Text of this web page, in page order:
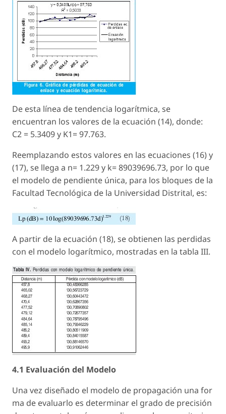
De esta línea de tendencia logarítmica, se
encuentran los valores de la ecuación (14), donde:
C2 = 5.3409 y K1= 97.763.
Reemplazando estos valores en las ecuaciones (16) y
(17), se llega a n= 1.229 y k= 89039696.73, por lo que
el modelo de pendiente única, para los bloques de la
Facultad Tecnológica de la Universidad Distrital, es:
A partir de la ecuación (18), se obtienen las perdidas
con el modelo logarítmico, mostradas en la tabla III.
4.1 Evaluación del Modelo
Una vez diseñado el modelo de propagación una for
ma de evaluarlo es determinar el grado de precisión